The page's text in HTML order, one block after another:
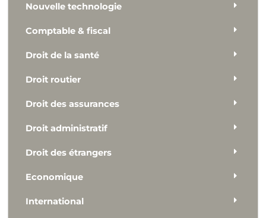
Nouvelle technologie
Comptable & fiscal
Droit de la santé
Droit routier
Droit des assurances
Droit administratif
Droit des étrangers
Economique
International